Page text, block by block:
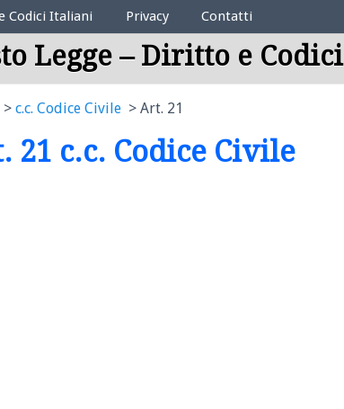
Codici Legali
Codici Italiani Privacy Contatti
Legge – Diritto e Codici
c.c. Codice Civile Art. 21
21 c.c. Codice Civile